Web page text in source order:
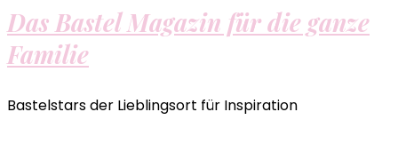
Das Bastel Magazin für die ganze
Familie
Bastelstars der Lieblingsort für Inspiration